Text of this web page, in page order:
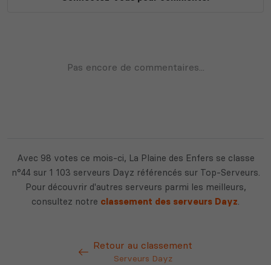
Avec 98 votes ce mois-ci, La Plaine des Enfers se classe
n°44 sur 1 103 serveurs Dayz référencés sur Top-Serveurs.
Pour découvrir d'autres serveurs parmi les meilleurs,
consultez notre classement des serveurs Dayz.
Retour au classement
Serveurs Dayz